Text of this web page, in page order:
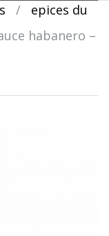
/
epices du
habanero –